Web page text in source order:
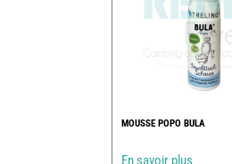
MOUSSE POPO BULA
En savoir plus